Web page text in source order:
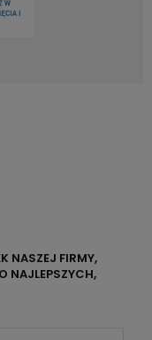
NASZEJ FIRMY,
NAJLEPSZYCH,